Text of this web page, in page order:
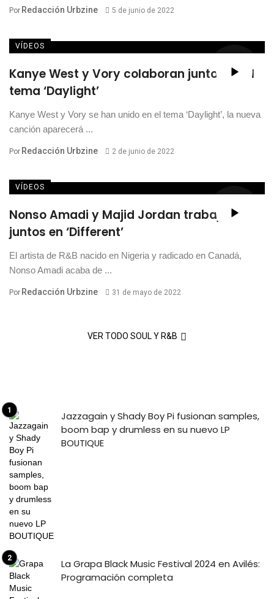
Por Redacción Urbzine 5 de junio de 2022
VÍDEOS
Kanye West y Vory colaboran juntos en el
tema ‘Daylight’
Kanye West y Vory se han unido en el tema ‘Daylight’, la nueva
canción aparecerá ...
Por Redacción Urbzine 2 de junio de 2022
VÍDEOS
Nonso Amadi y Majid Jordan trabajan
juntos en ‘Different’
El artista de R&B nacido en Nigeria y radicado en Canadá,
Nonso Amadi acaba de ...
Por Redacción Urbzine 31 de mayo de 2022
VER TODO SOUL Y R&B
Jazzagain y Shady Boy Pi fusionan samples,
boom bap y drumless en su nuevo LP
BOUTIQUE
La Grapa Black Music Festival 2024 en Avilés:
Programación completa